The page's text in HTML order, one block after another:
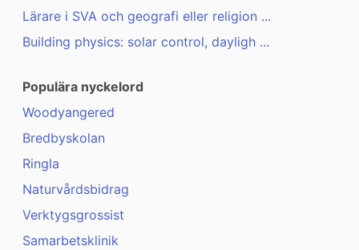
Lärare i SVA och geografi eller religion ...
Building physics: solar control, dayligh ...
Populära nyckelord
Woodyangered
Bredbyskolan
Ringla
Naturvårdsbidrag
Verktygsgrossist
Samarbetsklinik